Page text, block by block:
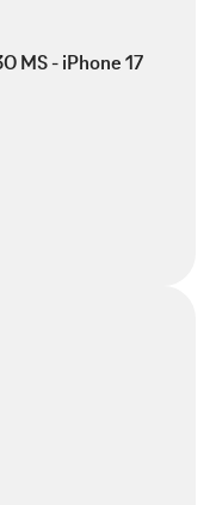
MS - iPhone 17